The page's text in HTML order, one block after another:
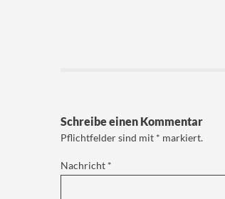
Schreibe einen Kommentar
Pflichtfelder sind mit * markiert.
Nachricht *